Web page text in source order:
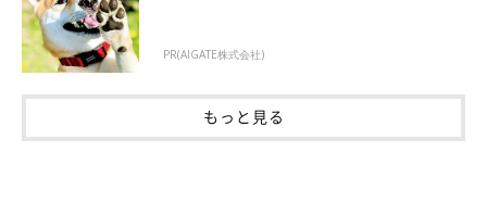
PR(AIGATE株式会社)
もっと見る